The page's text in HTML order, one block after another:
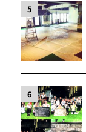
5
6